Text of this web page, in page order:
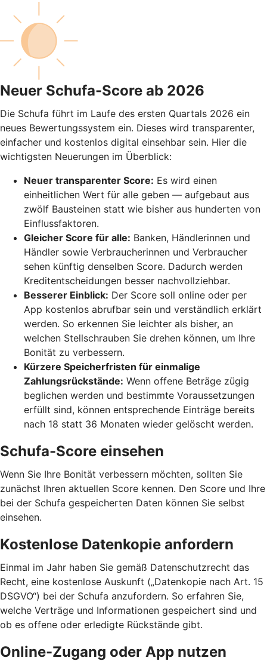
Neuer Schufa-Score ab 2026
Die Schufa führt im Laufe des ersten Quartals 2026 ein
neues Bewertungssystem ein. Dieses wird transparenter,
einfacher und kostenlos digital einsehbar sein. Hier die
wichtigsten Neuerungen im Überblick:
Neuer transparenter Score: Es wird einen
einheitlichen Wert für alle geben — aufgebaut aus
zwölf Bausteinen statt wie bisher aus hunderten von
Einflussfaktoren.
Gleicher Score für alle: Banken, Händlerinnen und
Händler sowie Verbraucherinnen und Verbraucher
sehen künftig denselben Score. Dadurch werden
Kreditentscheidungen besser nachvollziehbar.
Besserer Einblick: Der Score soll online oder per
App kostenlos abrufbar sein und verständlich erklärt
werden. So erkennen Sie leichter als bisher, an
welchen Stellschrauben Sie drehen können, um Ihre
Bonität zu verbessern.
Kürzere Speicherfristen für einmalige
Zahlungsrückstände: Wenn offene Beträge zügig
beglichen werden und bestimmte Voraussetzungen
erfüllt sind, können entsprechende Einträge bereits
nach 18 statt 36 Monaten wieder gelöscht werden.
Schufa-Score einsehen
Wenn Sie Ihre Bonität verbessern möchten, sollten Sie
zunächst Ihren aktuellen Score kennen. Den Score und Ihre
bei der Schufa gespeicherten Daten können Sie selbst
einsehen.
Kostenlose Datenkopie anfordern
Einmal im Jahr haben Sie gemäß Datenschutzrecht das
Recht, eine kostenlose Auskunft („Datenkopie nach Art. 15
DSGVO“) bei der Schufa anzufordern. So erfahren Sie,
welche Verträge und Informationen gespeichert sind und
ob es offene oder erledigte Rückstände gibt.
Online-Zugang oder App nutzen